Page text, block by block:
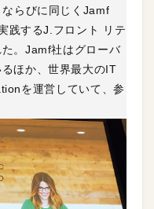
らびに同じくJamf
践するJ.フロント リテ
。Jamf社はグローバ
ほか、世界最大のIT
を運営していて、参